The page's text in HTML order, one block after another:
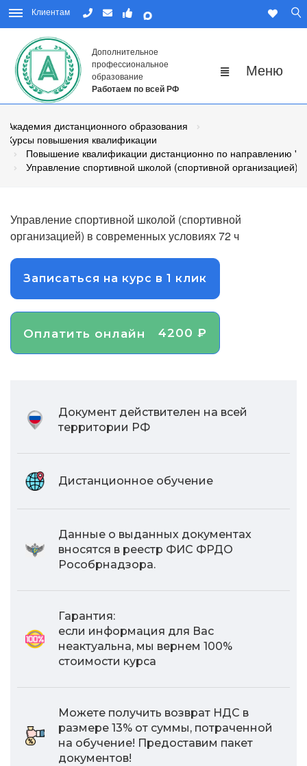
Клиентам
Дополнительное
профессиональное
образование
Работаем по всей РФ
Академия дистанционного образования
Курсы повышения квалификации
Повышение квалификации дистанционно по направлению
Управление спортивной школой (спортивной организацией)
Управление спортивной школой (спортивной
организацией) в современных условиях 72 ч
Записаться на курс в 1 клик
Оплатить онлайн 4200 ₽
Документ действителен на всей
территории РФ
Дистанционное обучение
Данные о выданных документах
вносятся в реестр ФИС ФРДО
Рособрнадзора.
Гарантия:
если информация для Вас
неактуальна, мы вернем 100%
стоимости курса
Можете получить возврат НДС в
размере 13% от суммы, потраченной
на обучение! Предоставим пакет
документов!